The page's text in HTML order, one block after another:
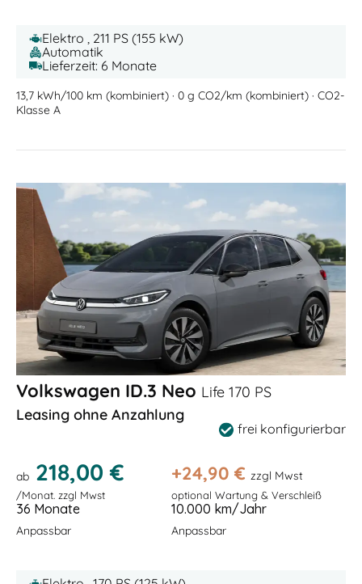
Elektro , 211 PS (155 kW)
Automatik
Lieferzeit: 6 Monate
13,7 kWh/100 km (kombiniert) · 0 g CO2/km (kombiniert) · CO2-
Klasse A
Volkswagen ID.3 Neo Life 170 PS
Leasing ohne Anzahlung
frei konfigurierbar
ab 218,00 €
/Monat. zzgl Mwst
+24,90 € zzgl Mwst
optional Wartung & Verschleiß
36 Monate
Anpassbar
10.000 km/Jahr
Anpassbar